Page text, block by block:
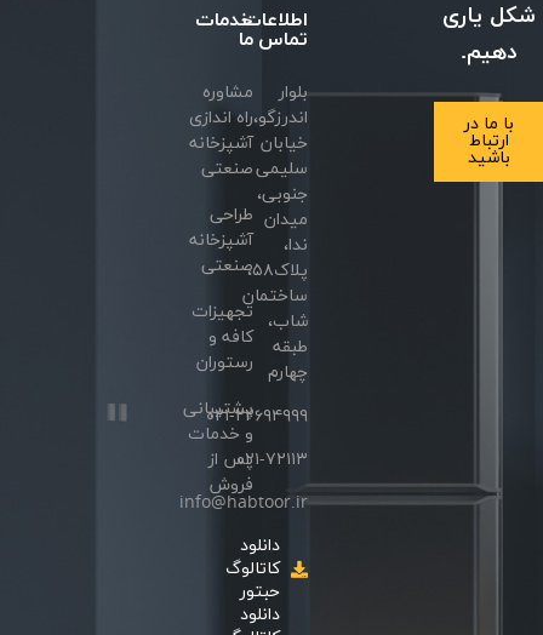
شکل یاری
دهیم.
با ما در
ارتباط
باشید
اطلاعات
تماس
بلوار
اندرزگو،
خیابان
سلیمی
جنوبی،
میدان
ندا،
پلاک۵۸،
ساختمان
شاب،
طبقه
چهارم
۰۲۱-۲۲۶۹۴۹۹۹
۰۲۱-۷۲۱۱۳
info@habtoor.ir
دانلود
کاتالوگ
حبتور
دانلود
خدمات
ما
مشاوره
راه اندازی
آشپزخانه
صنعتی
طراحی
آشپزخانه
صنعتی
تجهیزات
کافه و
رستوران
پشتیبانی
و خدمات
پس از
فروش